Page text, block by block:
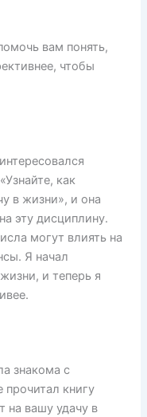
вам понять,
чтобы
как
в жизни», и она
эту дисциплину.
могут влиять на
Я начал
и теперь я
знакома с
прочитал книгу
на вашу удачу в